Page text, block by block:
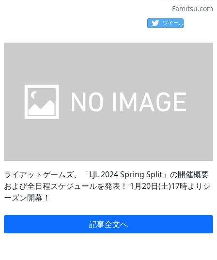
Famitsu.com
ツイート
ライアットゲームズ、「LJL 2024 Spring Split」の開催概要
および全日程スケジュールを発表！ 1月20日(土)17時よりシ
ーズン開幕！
記事全文へ